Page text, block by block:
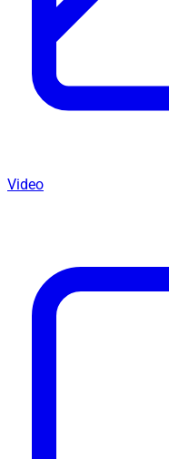
Video